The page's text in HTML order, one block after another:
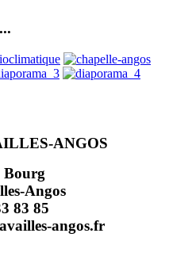
ANGOS
Bourg
Angos
83 85
angos.fr